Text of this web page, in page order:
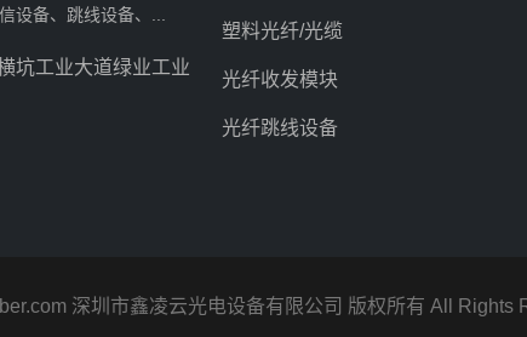
设备、跳线设备、...
坑工业大道绿业工业
塑料光纤/光缆
光纤收发模块
光纤跳线设备
深圳市鑫凌云光电设备有限公司 版权所有 All Rights